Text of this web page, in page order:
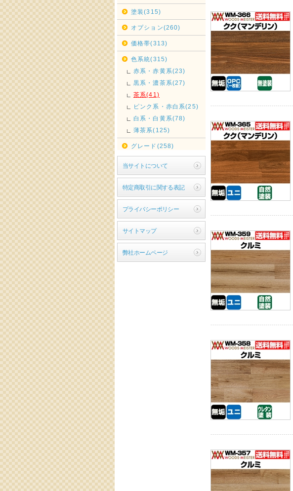
塗装(315)
オプション(260)
価格帯(313)
色系統(315)
赤系・赤黄系(23)
黒系・濃茶系(27)
茶系(41)
ピンク系・赤白系(25)
白系・白黄系(78)
薄茶系(125)
グレード(258)
当サイトについて
特定商取引に関する表記
プライバシーポリシー
サイトマップ
弊社ホームページ